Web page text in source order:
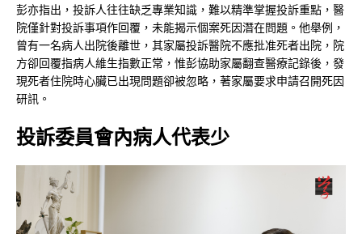
彭亦指出，投訴人往往缺乏專業知識，難以精準掌握投訴重點，醫
院僅針對投訴事項作回覆，未能揭示個案死因潛在問題。他舉例，
曾有一名病人出院後離世，其家屬投訴醫院不應批准死者出院，院
方卻回覆指病人維生指數正常，惟彭協助家屬翻查醫療記錄後，發
現死者住院時心臟已出現問題卻被忽略，著家屬要求申請召開死因
研訊。
投訴委員會內病人代表少